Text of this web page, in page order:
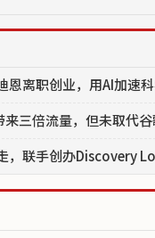
恩离职创业，用AI加速
三倍流量，但未取代谷
，联手创办Discovery